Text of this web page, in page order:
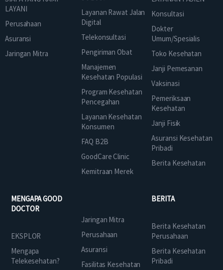
LAYANI
Perusahaan
Asuransi
Jaringan Mitra
Layanan Rawat Jalan
Digital
Telekonsultasi
Pengiriman Obat
Manajemen
Kesehatan Populasi
Program Kesehatan
Pencegahan
Layanan Kesehatan
Konsumen
FAQ B2B
GoodCare Clinic
Kemitraan Merek
Konsultasi
Dokter
Umum/Spesialis
Toko Kesehatan
Janji Pemesanan
Vaksinasi
Pemeriksaan
Kesehatan
Janji Fisik
Asuransi Kesehatan
Pribadi
Berita Kesehatan
MENGAPA GOOD
DOCTOR
EKSPLOR
Mengapa
Telekesehatan?
Jaringan Mitra
Perusahaan
Asuransi
Fasilitas Kesehatan
BERITA
Berita Kesehatan
Perusahaan
Berita Kesehatan
Pribadi